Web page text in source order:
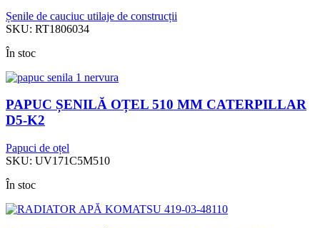
Șenile de cauciuc utilaje de construcții
SKU: RT1806034
În stoc
PAPUC ȘENILĂ OȚEL 510 MM CATERPILLAR
D5-K2
Papuci de oțel
SKU: UV171C5M510
În stoc